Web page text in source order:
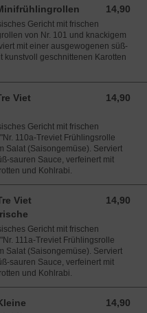
14,90
14,90 EUR
Gericht mit frischen
von Nr. 101 und knackigem
mit einer ausgewogenen süß-
kunstvoll geschnittenen Karotten
Viet
14,90
14,90 EUR
Gericht mit frischen
110a-Treviet Frühlingsrolle
Salat (Saisongemüse). Serviert
sauren Sauce, verfeinert mit
und Kohlrabi.
Viet
14,90
14,90 EUR
Gericht mit frischen
111a-Treviet Frühlingsrolle
Salat (Saisongemüse). Serviert
sauren Sauce, verfeinert mit
und Kohlrabi.
14,90
14,90 EUR